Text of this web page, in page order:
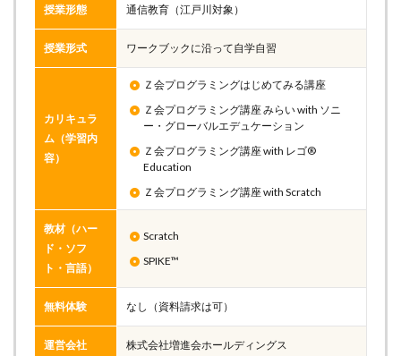
授業形態 通信教育（江戸川対象）
授業形式 ワークブックに沿って自学自習
カリキュラ
ム（学習内
容）
Ｚ会プログラミングはじめてみる講座
Ｚ会プログラミング講座 みらい with ソニ
ー・グローバルエデュケーション
Ｚ会プログラミング講座 with レゴ®
Education
Ｚ会プログラミング講座 with Scratch
教材（ハー
ド・ソフ
ト・言語）
Scratch
SPIKE™
無料体験 なし（資料請求は可）
運営会社 株式会社増進会ホールディングス